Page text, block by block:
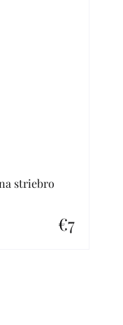
striebro
€7